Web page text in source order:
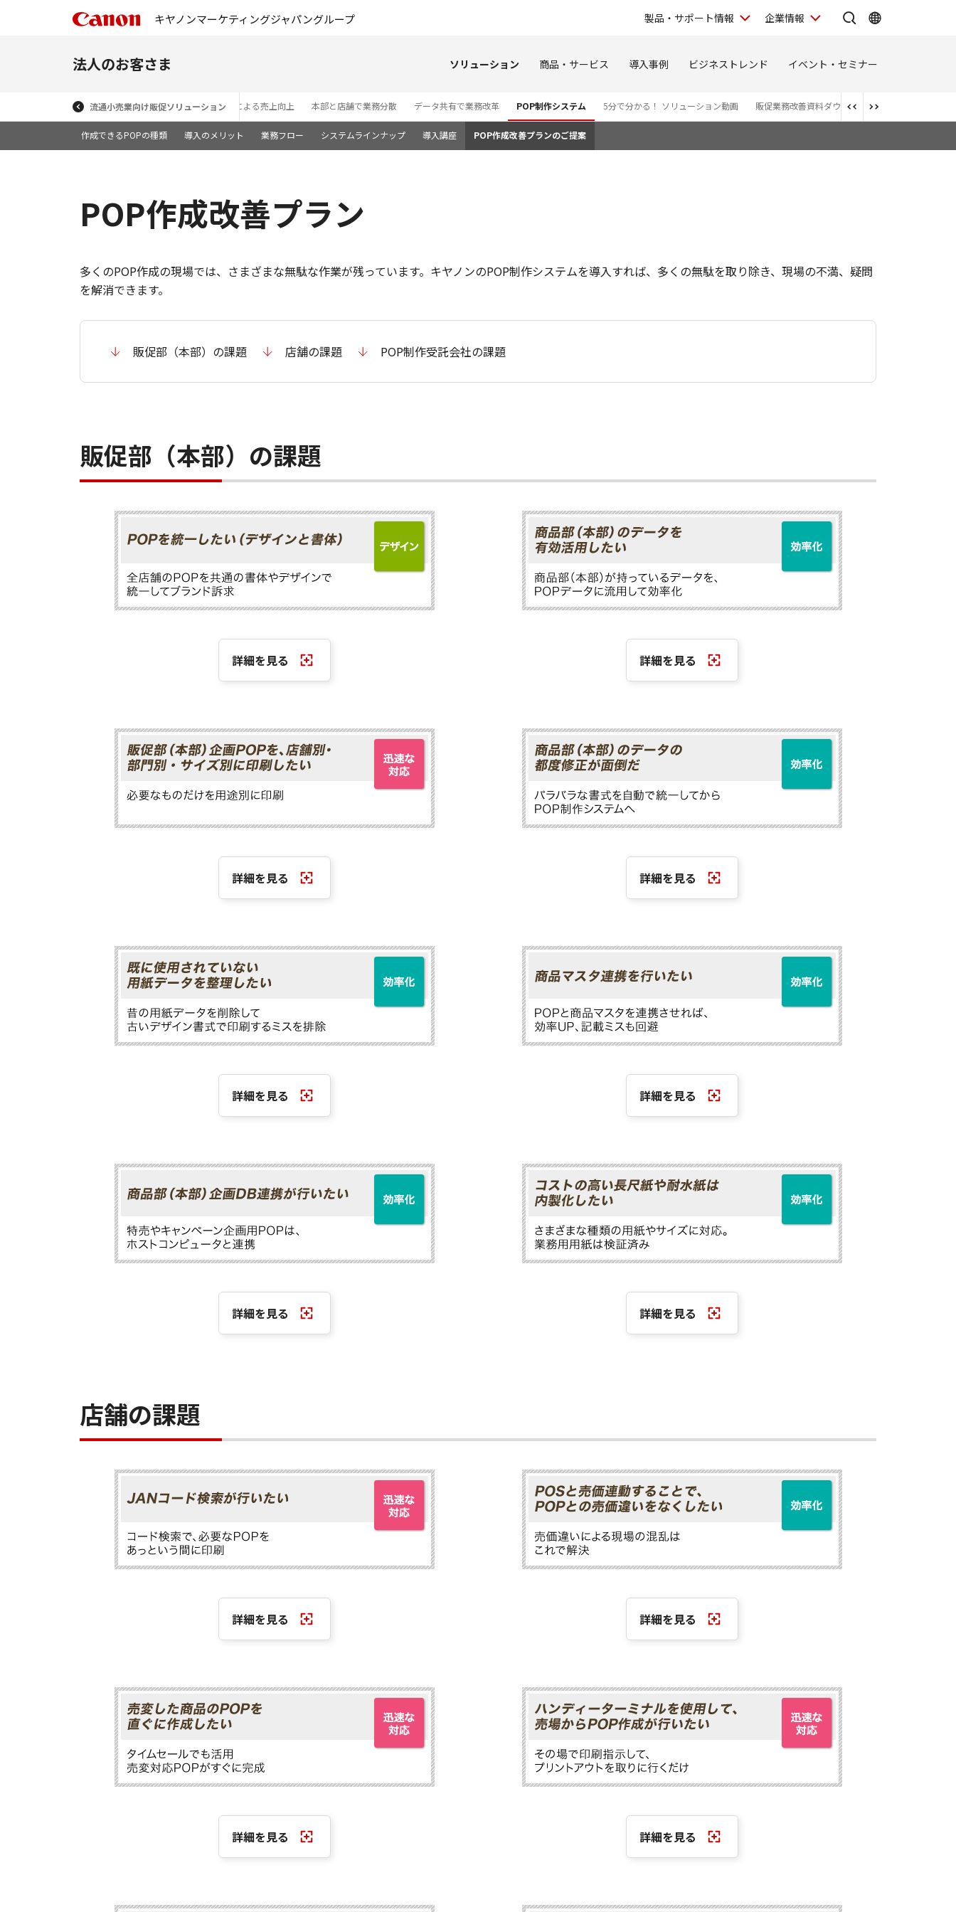
キヤノンマーケティングジャパングループ 製品・サポート情報 企業情報
法人のお客さま ソリューション 商品・サービス 導入事例 ビジネストレンド イベント・セミナー
流通小売業向け販促ソリューション個店販促の実現による売上向上 本部と店舗で業務分散 データ共有で業務改革 POP制作システム 5分で分かる！ ソリューション動画 販促業務改善資料ダウンロード
作成できるPOPの種類 導入のメリット 業務フロー システムラインナップ 導入講座 POP作成改善プランのご提案
POP作成改善プラン
多くのPOP作成の現場では、さまざまな無駄な作業が残っています。キヤノンのPOP制作システムを導入すれば、多くの無駄を取り除き、現場の不満、疑問
を解消できます。
販促部（本部）の課題 店舗の課題 POP制作受託会社の課題
販促部（本部）の課題
詳細を見る 詳細を見る
詳細を見る 詳細を見る
詳細を見る 詳細を見る
詳細を見る 詳細を見る
店舗の課題
詳細を見る 詳細を見る
詳細を見る 詳細を見る